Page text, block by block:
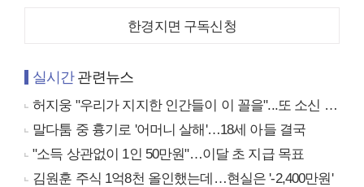
한경지면 구독신청
실시간관련뉴스
허지웅 "우리가 지지한 인간들이 이 꼴을"...또 소신 발언
말다툼 중 흉기로 '어머니 살해'…18세 아들 결국
"소득 상관없이 1인 50만원"…이달 초 지급 목표
김원훈 주식 1억8천 올인했는데…현실은 '-2,400만원'